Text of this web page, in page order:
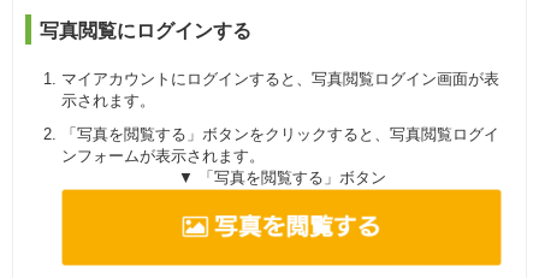
写真閲覧にログインする
マイアカウントにログインすると、写真閲覧ログイン画面が表
示されます。
「写真を閲覧する」ボタンをクリックすると、写真閲覧ログイ
ンフォームが表示されます。
▼ 「写真を閲覧する」ボタン